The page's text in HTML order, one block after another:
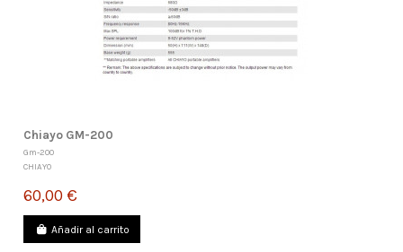
Chiayo GM-200
Gm-200
CHIAYO
60,00 €
Añadir al carrito